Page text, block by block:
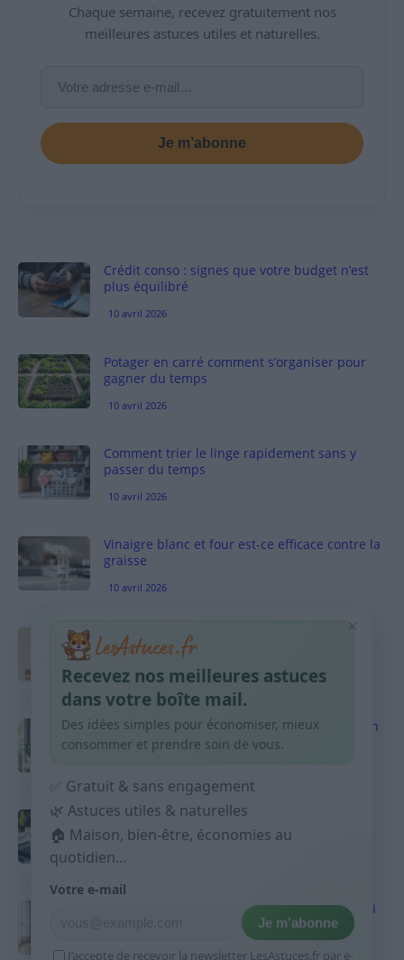
Chaque semaine, recevez gratuitement nos
meilleures astuces utiles et naturelles.
Je m’abonne
Crédit conso : signes que votre budget n’est
plus équilibré
10 avril 2026
Potager en carré comment s’organiser pour
gagner du temps
10 avril 2026
Comment trier le linge rapidement sans y
passer du temps
10 avril 2026
Vinaigre blanc et four est-ce efficace contre la
graisse
10 avril 2026
Taches pigmentaires : routine simple +
habitudes qui aident
9 avril 2026
Produits ménagers : comment économiser en
courses sans acheter 10 sprays
Budget mensuel : méthode rapide pour
répartir son salaire dès le jour de paie
9 avril 2026
Sport 10 minutes par jour est-ce utile et quoi
9 avril 2026
×
Recevez nos meilleures astuces
dans votre boîte mail.
Des idées simples pour économiser, mieux
consommer et prendre soin de vous.
✅ Gratuit & sans engagement
🌿 Astuces utiles & naturelles
🏠 Maison, bien-être, économies au
quotidien...
Votre e-mail
Je m’abonne
J’accepte de recevoir la newsletter LesAstuces.fr par e-